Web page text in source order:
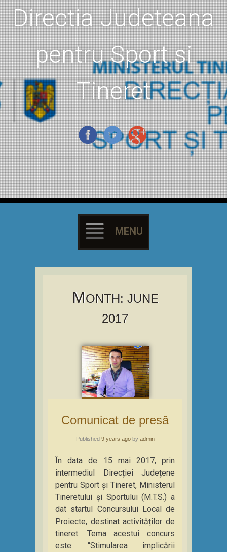
Directia Judeteana
pentru Sport si
Tineret
MENU
Skip
MONTH: JUNE
2017
Comunicat de presă
Published 9 years agoby admin
În data de 15 mai 2017, prin
intermediul Direcției Județene
pentru Sport și Tineret, Ministerul
Tineretului şi Sportului (M.T.S.) a
dat startul Concursului Local de
Proiecte, destinat activităților de
tineret. Tema acestui concurs
este: “Stimularea implicării